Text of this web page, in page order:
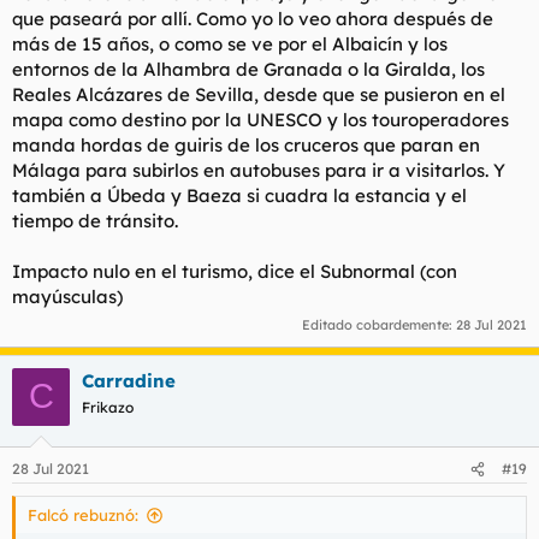
que paseará por allí. Como yo lo veo ahora después de
más de 15 años, o como se ve por el Albaicín y los
entornos de la Alhambra de Granada o la Giralda, los
Reales Alcázares de Sevilla, desde que se pusieron en el
mapa como destino por la UNESCO y los touroperadores
manda hordas de guiris de los cruceros que paran en
Málaga para subirlos en autobuses para ir a visitarlos. Y
también a Úbeda y Baeza si cuadra la estancia y el
tiempo de tránsito.
Impacto nulo en el turismo, dice el Subnormal (con
mayúsculas)
Editado cobardemente: 28 Jul 2021
C Carradine
Frikazo
28 Jul 2021 #19
Falcó rebuznó: